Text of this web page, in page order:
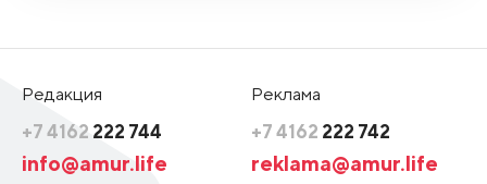
Редакция
+7 4162 222 744
info@amur.life
Реклама
+7 4162 222 742
reklama@amur.life